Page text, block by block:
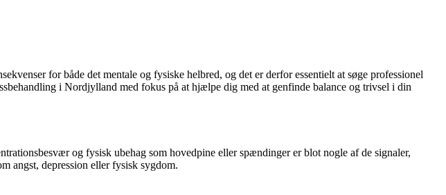
for både det mentale og fysiske helbred, og det er derfor essentielt at søge professionel
i Nordjylland med fokus på at hjælpe dig med at genfinde balance og trivsel i din
og fysisk ubehag som hovedpine eller spændinger er blot nogle af de signaler,
angst, depression eller fysisk sygdom.